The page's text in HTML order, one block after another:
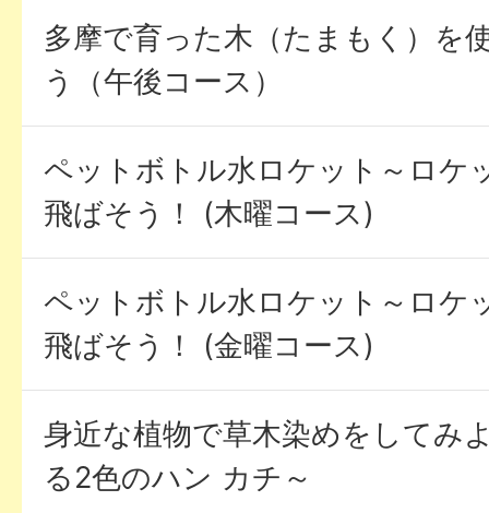
多摩で育った木（たまもく）を
う（午後コース）
ペットボトル水ロケット～ロケ
飛ばそう！ (木曜コース)
ペットボトル水ロケット～ロケ
飛ばそう！ (金曜コース)
身近な植物で草木染めをしてみ
る2色のハン カチ～